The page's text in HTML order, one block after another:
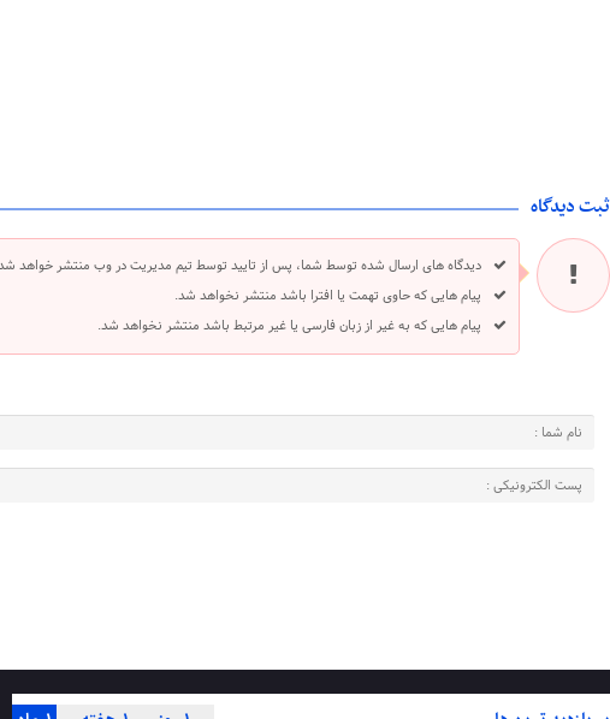
ثبت دیدگاه
دیدگاه های ارسال شده توسط شما، پس از تایید توسط تیم مدیریت در وب منتشر خواهد
پیام هایی که حاوی تهمت یا افترا باشد منتشر نخواهد شد.
پیام هایی که به غیر از زبان فارسی یا غیر مرتبط باشد منتشر نخواهد شد.